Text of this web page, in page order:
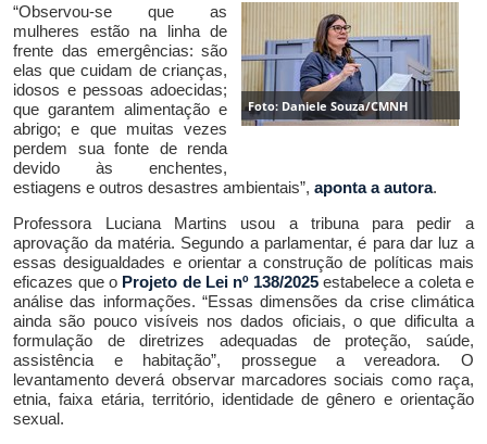
Foto: Daniele Souza/CMNH
“Observou-se que as
mulheres estão na linha de
frente das emergências: são
elas que cuidam de crianças,
idosos e pessoas adoecidas;
que garantem alimentação e
abrigo; e que muitas vezes
perdem sua fonte de renda
devido às enchentes,
estiagens e outros desastres ambientais”,apontaa autora.
Professora Luciana Martins usou a tribuna para pedir a
aprovação da matéria. Segundo a parlamentar, é para dar luz a
essas desigualdades e orientar a construção de políticas mais
eficazes que o Projeto de Lei nº 138/2025estabelece a coleta e
análise das informações. “Essas dimensões da crise climática
ainda são pouco visíveis nos dados oficiais, o que dificulta a
formulação de diretrizes adequadas de proteção, saúde,
assistência e habitação”, prossegue a vereadora. O
levantamento deverá observar marcadores sociais como raça,
etnia, faixa etária, território, identidade de gênero e orientação
sexual.